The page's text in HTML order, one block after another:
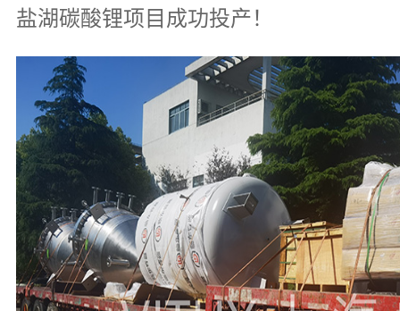
盐湖碳酸锂项目成功投产！